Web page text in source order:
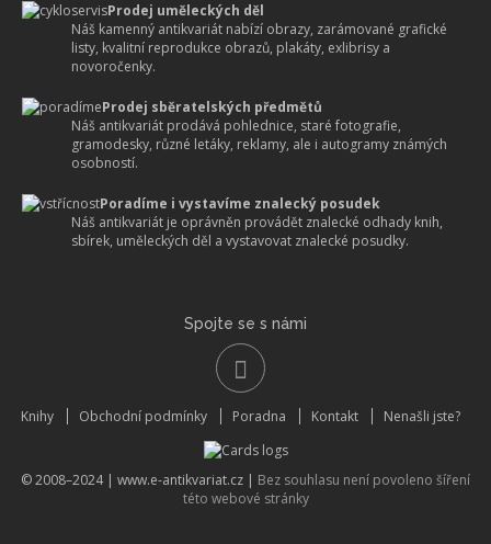
Prodej uměleckých děl
Náš kamenný antikvariát nabízí obrazy, zarámované grafické
listy, kvalitní reprodukce obrazů, plakáty, exlibrisy a
novoročenky.
Prodej sběratelských předmětů
Náš antikvariát prodává pohlednice, staré fotografie,
gramodesky, různé letáky, reklamy, ale i autogramy známých
osobností.
Poradíme i vystavíme znalecký posudek
Náš antikvariát je oprávněn provádět znalecké odhady knih,
sbírek, uměleckých děl a vystavovat znalecké posudky.
Spojte se s námi
Knihy Obchodní podmínky Poradna Kontakt Nenašli jste?
© 2008–2024 | www.e-antikvariat.cz | Bez souhlasu není povoleno šíření
této webové stránky